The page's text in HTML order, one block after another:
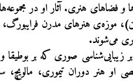
هنری. آثار او در
موزه‌ی هنرهای مدرن
می‌شوند.
صوری که بر بوطیقا
او هنر دوران تیموری،